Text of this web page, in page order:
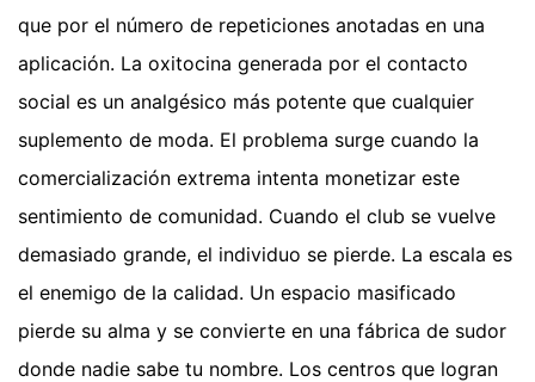
que por el número de repeticiones anotadas en una
aplicación. La oxitocina generada por el contacto
social es un analgésico más potente que cualquier
suplemento de moda. El problema surge cuando la
comercialización extrema intenta monetizar este
sentimiento de comunidad. Cuando el club se vuelve
demasiado grande, el individuo se pierde. La escala es
el enemigo de la calidad. Un espacio masificado
pierde su alma y se convierte en una fábrica de sudor
donde nadie sabe tu nombre. Los centros que logran